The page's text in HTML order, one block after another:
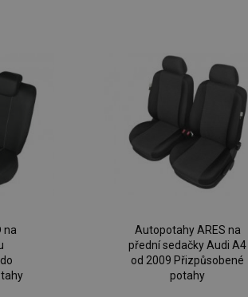
na
Autopotahy ARES na
přední sedačky Audi A4
od 2009 Přizpůsobené
potahy